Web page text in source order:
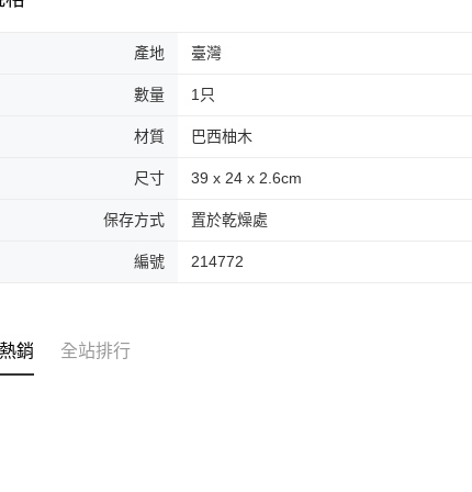
產地 臺灣
數量 1只
材質 巴西柚木
尺寸 39 x 24 x 2.6cm
保存方式 置於乾燥處
編號 214772
銷 全站排行